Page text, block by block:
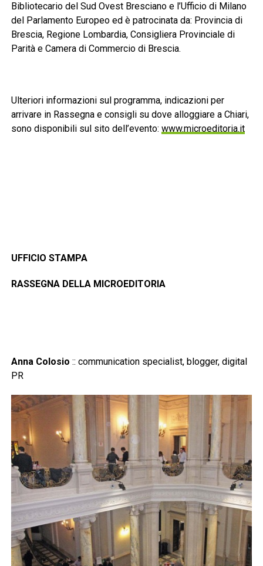
Bibliotecario del Sud Ovest Bresciano e l’Ufficio di Milano
del Parlamento Europeo ed è patrocinata da: Provincia di
Brescia, Regione Lombardia, Consigliera Provinciale di
Parità e Camera di Commercio di Brescia.
Ulteriori informazioni sul programma, indicazioni per
arrivare in Rassegna e consigli su dove alloggiare a Chiari,
sono disponibili sul sito dell’evento: www.microeditoria.it
UFFICIO STAMPA
RASSEGNA DELLA MICROEDITORIA
Anna Colosio :: communication specialist, blogger, digital
PR